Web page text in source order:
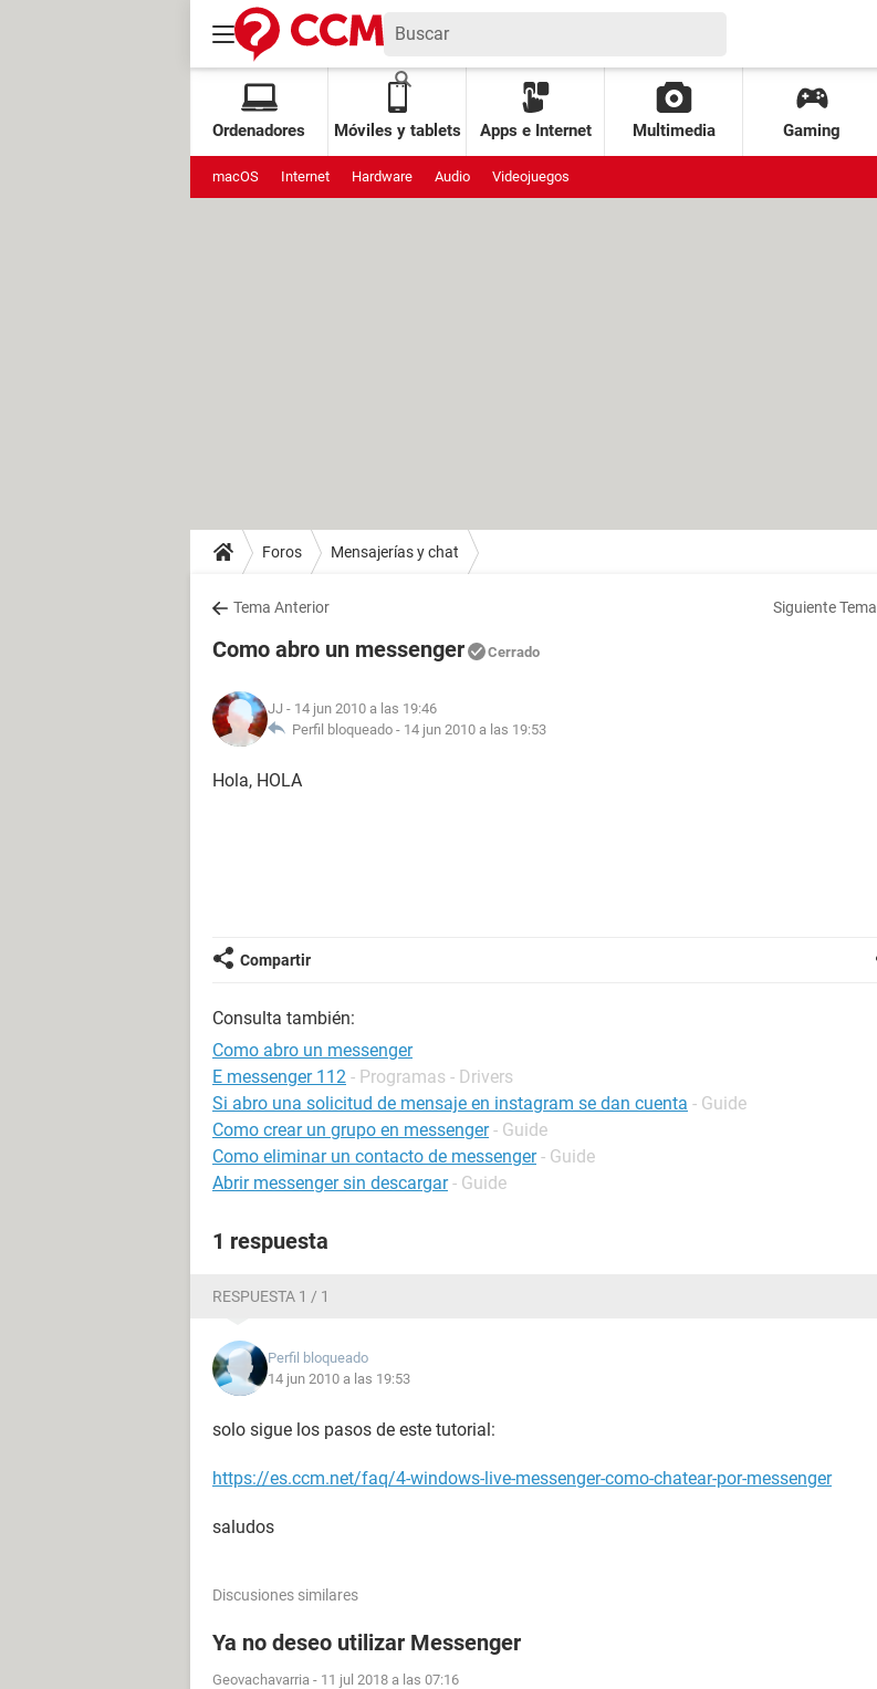
Ordenadores Móviles y tablets Apps e Internet Multimedia Gaming
macOS Internet Hardware Audio Videojuegos
Foros Mensajerías y chat
Tema Anterior Siguiente Tema
Como abro un messenger Cerrado
JJ - 14 jun 2010 a las 19:46
Perfil bloqueado - 14 jun 2010 a las 19:53
Hola, HOLA
Compartir
Consulta también:
Como abro un messenger
E messenger 112 - Programas - Drivers
Si abro una solicitud de mensaje en instagram se dan cuenta - Guide
Como crear un grupo en messenger - Guide
Como eliminar un contacto de messenger - Guide
Abrir messenger sin descargar - Guide
1 respuesta
RESPUESTA 1 / 1
Perfil bloqueado
14 jun 2010 a las 19:53
solo sigue los pasos de este tutorial:
https://es.ccm.net/faq/4-windows-live-messenger-como-chatear-por-messenger
saludos
Discusiones similares
Ya no deseo utilizar Messenger
Geovachavarria - 11 jul 2018 a las 07:16